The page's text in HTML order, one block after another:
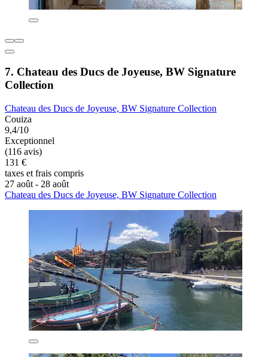
7. Chateau des Ducs de Joyeuse, BW Signature
Collection
Chateau des Ducs de Joyeuse, BW Signature Collection
Couiza
9,4/10
Exceptionnel
(116 avis)
131 €
taxes et frais compris
27 août - 28 août
Chateau des Ducs de Joyeuse, BW Signature Collection